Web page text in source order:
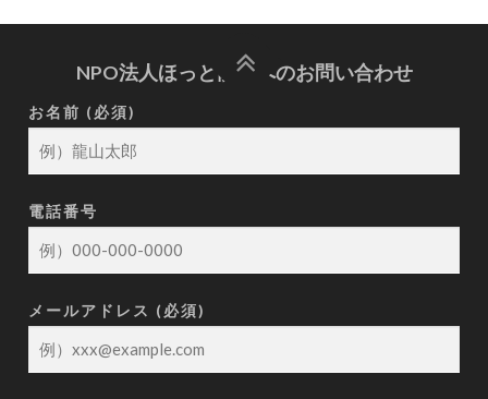
NPO法人ほっと龍山へのお問い合わせ
お名前 (必須)
電話番号
メールアドレス (必須)